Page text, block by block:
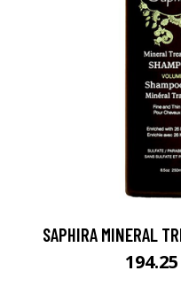
SAPHIRA MINERAL